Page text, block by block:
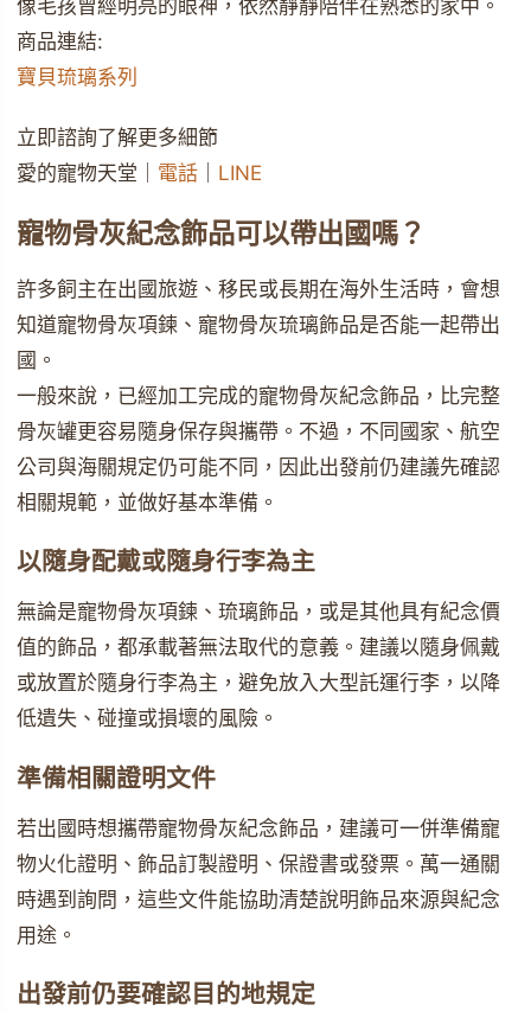
像毛孩曾經明亮的眼神，依然靜靜陪伴在熟悉的家中。
商品連結:
寶貝琉璃系列
立即諮詢了解更多細節
愛的寵物天堂｜ 電話 LINE
寵物骨灰紀念飾品可以帶出國嗎？
許多飼主在出國旅遊、移民或長期在海外生活時，會想
知道寵物骨灰項鍊、寵物骨灰琉璃飾品是否能一起帶出
國。
一般來說，已經加工完成的寵物骨灰紀念飾品，比完整
骨灰罐更容易隨身保存與攜帶。不過，不同國家、航空
公司與海關規定仍可能不同，因此出發前仍建議先確認
相關規範，並做好基本準備。
以隨身配戴或隨身行李為主
無論是寵物骨灰項鍊、琉璃飾品，或是其他具有紀念價
值的飾品，都承載著無法取代的意義。建議以隨身佩戴
或放置於隨身行李為主，避免放入大型託運行李，以降
低遺失、碰撞或損壞的風險。
準備相關證明文件
若出國時想攜帶寵物骨灰紀念飾品，建議可一併準備寵
物火化證明、飾品訂製證明、保證書或發票。萬一通關
時遇到詢問，這些文件能協助清楚說明飾品來源與紀念
用途。
出發前仍要確認目的地規定